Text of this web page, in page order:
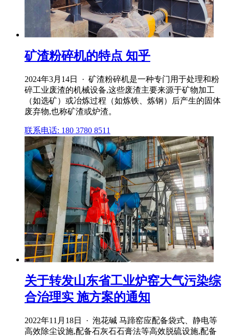
矿渣粉碎机的特点 知乎
2024年3月14日 · 矿渣粉碎机是一种专门用于处理和粉
碎工业废渣的机械设备,这些废渣主要来源于矿物加工
（如选矿）或冶炼过程（如炼铁、炼钢）后产生的固体
废弃物,也称矿渣或炉渣。
联系电话: 180 3780 8511
关于转发山东省工业炉窑大气污染综
合治理实 施方案的通知
2022年11月18日 · 泡花碱 马蹄窑应配备袋式、静电等
高效除尘设施,配备石灰石石膏法等高效脱硫设施,配备